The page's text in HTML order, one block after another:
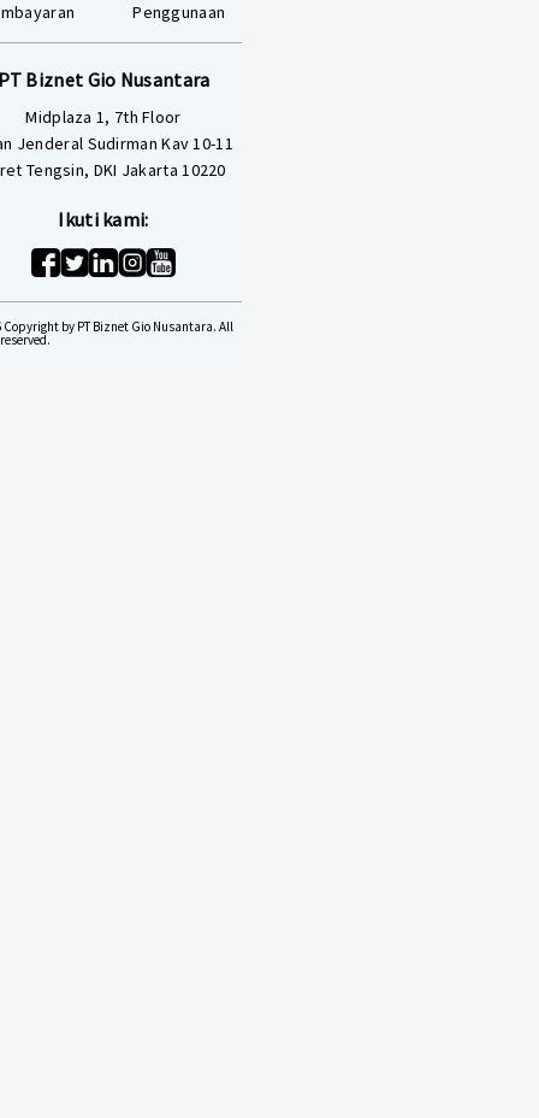
Biznet Gio Nusantara
Midplaza 1, 7th Floor
Jenderal Sudirman Kav 10-11
Tengsin, DKI Jakarta 10220
Penggunaan
Ikuti kami:
Copyright by PT Biznet Gio Nusantara. All